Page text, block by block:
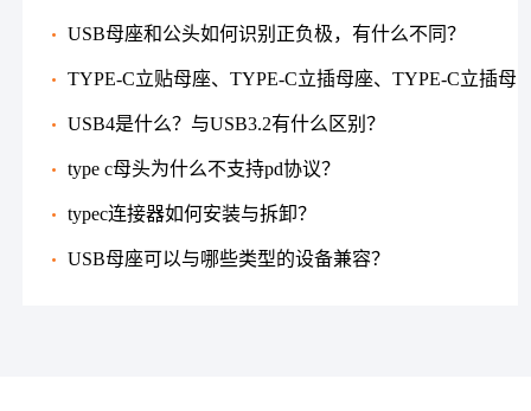
USB母座和公头如何识别正负极，有什么不同？
TYPE-C立贴母座、TYPE-C立插母座、TYPE-C立插母
座的使用特点
USB4是什么？与USB3.2有什么区别？
type c母头为什么不支持pd协议？
typec连接器如何安装与拆卸？
USB母座可以与哪些类型的设备兼容？